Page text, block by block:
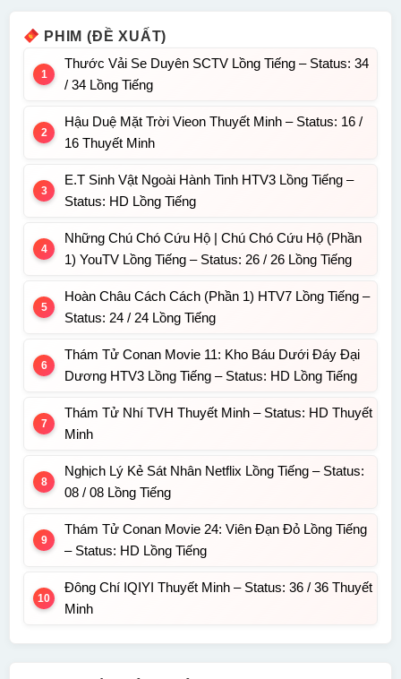
PHIM (ĐỀ XUẤT)
Thước Vải Se Duyên SCTV Lồng Tiếng – Status: 34
/ 34 Lồng Tiếng
Hậu Duệ Mặt Trời Vieon Thuyết Minh – Status: 16 /
16 Thuyết Minh
E.T Sinh Vật Ngoài Hành Tinh HTV3 Lồng Tiếng –
Status: HD Lồng Tiếng
Những Chú Chó Cứu Hộ | Chú Chó Cứu Hộ (Phần
1) YouTV Lồng Tiếng – Status: 26 / 26 Lồng Tiếng
Hoàn Châu Cách Cách (Phần 1) HTV7 Lồng Tiếng –
Status: 24 / 24 Lồng Tiếng
Thám Tử Conan Movie 11: Kho Báu Dưới Đáy Đại
Dương HTV3 Lồng Tiếng – Status: HD Lồng Tiếng
Thám Tử Nhí TVH Thuyết Minh – Status: HD Thuyết
Minh
Nghịch Lý Kẻ Sát Nhân Netflix Lồng Tiếng – Status:
08 / 08 Lồng Tiếng
Thám Tử Conan Movie 24: Viên Đạn Đỏ Lồng Tiếng
– Status: HD Lồng Tiếng
Đông Chí IQIYI Thuyết Minh – Status: 36 / 36 Thuyết
Minh